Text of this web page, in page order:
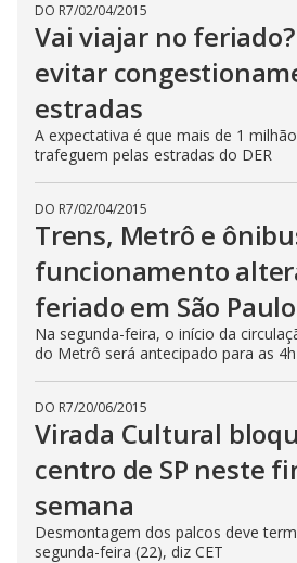
DO R7/02/04/2015
Vai viajar no
evitar
estradas
A expectativa é que mais de 1
trafeguem pelas estradas do DER
DO R7/02/04/2015
Trens, Metrô e
funcionamento
feriado em São Paulo
Na segunda-feira, o início da
do Metrô será antecipado para as 4h
DO R7/20/06/2015
Virada Cultural
centro de SP neste
semana
Desmontagem dos palcos deve
segunda-feira (22), diz CET